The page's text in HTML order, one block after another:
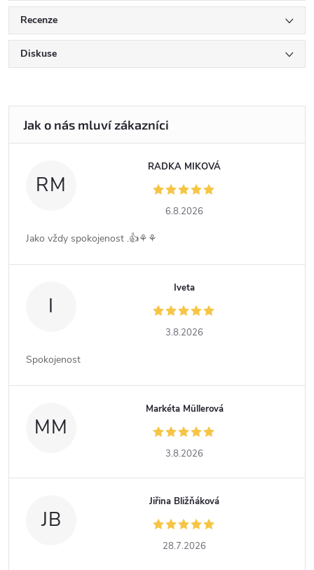
Recenze
Diskuse
RM
RADKA MIKOVÁ
6.8.2026
Jako vždy spokojenost .👍⚘️⚘️
I
Iveta
3.8.2026
Spokojenost
MM
Markéta Müllerová
3.8.2026
JB
Jiřina Bližňáková
28.7.2026